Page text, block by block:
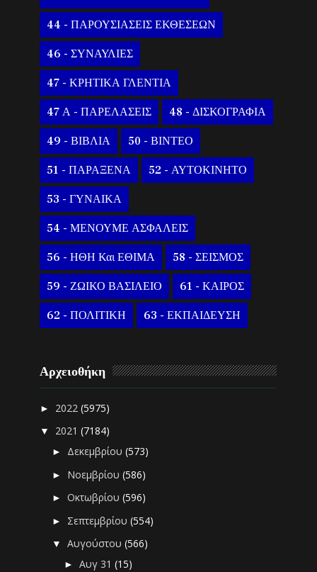
44 - ΠΑΡΟΥΣΙΑΣΕΙΣ ΕΚΘΕΣΕΩΝ
46 - ΣΥΝΑΥΛΙΕΣ
47 - ΚΡΗΤΙΚΑ ΓΛΕΝΤΙΑ
47 Α - ΠΑΡΕΛΑΣΕΙΣ 48 - ΔΙΣΚΟΓΡΑΦΙΑ
49 - ΒΙΒΛΙΑ 50 - ΒΙΝΤΕΟ
51 - ΠΑΡΑΞΕΝΑ 52 - ΑΥΤΟΚΙΝΗΤΟ
53 - ΓΥΝΑΙΚΑ
54 - ΜΕΝΟΥΜΕ ΑΣΦΑΛΕΙΣ
56 - ΗΘΗ Και ΕΘΙΜΑ 58 - ΣΕΙΣΜΟΣ
59 - ΖΩΙΚΟ ΒΑΣΙΛΕΙΟ 61 - ΚΑΙΡΟΣ
62 - ΠΟΛΙΤΙΚΗ 63 - ΕΚΠΑΙΔΕΥΣΗ
Αρχειοθήκη
► 2022(5975)
▼ 2021(7184)
► Δεκεμβρίου(573)
► Νοεμβρίου(586)
►Οκτωβρίου(596)
► Σεπτεμβρίου(554)
▼Αυγούστου(566)
►Αυγ 31(15)